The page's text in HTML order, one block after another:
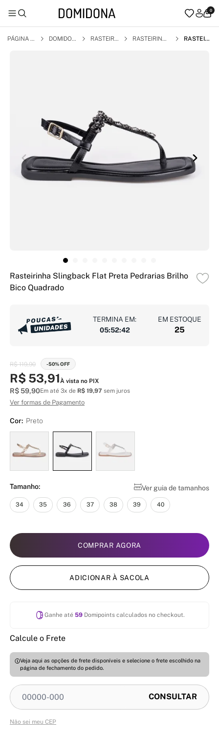
0
PÁGINA I
DOMIDON
RASTEIRI
RASTEIRINH
RASTEIRI
Rasteirinha Slingback Flat Preta Pedrarias Brilho
Bico Quadrado
TERMINA EM:
05:52:41
EM ESTOQUE
25
R$ 119,90 -50% OFF
R$ 53,91À vista no PIX
R$ 59,90Em até 3x de R$ 19,97 sem juros
Ver formas de Pagamento
Cor: Preto
Ver guia de tamanhos
Tamanho:
34 35 36 37 38 39 40
COMPRAR AGORA
ADICIONAR À SACOLA
Ganhe até 59Domipoints calculados no checkout.
Calcule o Frete
Veja aqui as opções de frete disponíveis e selecione o frete escolhido na
página de fechamento do pedido.
Não sei meu CEP